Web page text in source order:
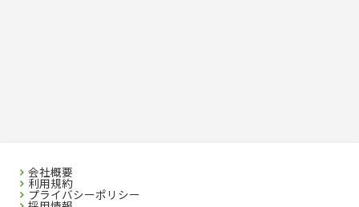
会社概要
利用規約
プライバシーポリシー